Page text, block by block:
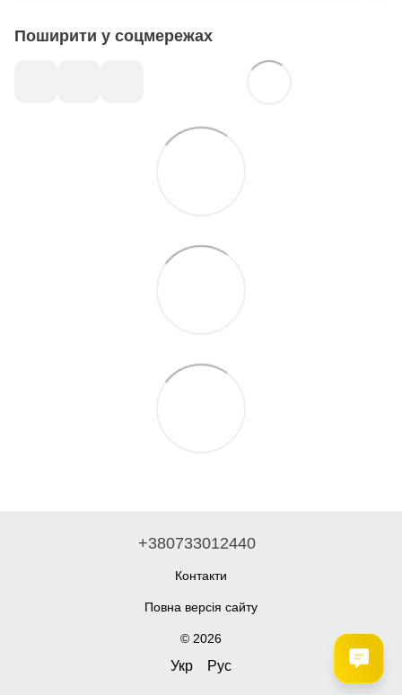
Поширити у соцмережах
+380733012440
Контакти
Повна версія сайту
© 2026
Укр Рус